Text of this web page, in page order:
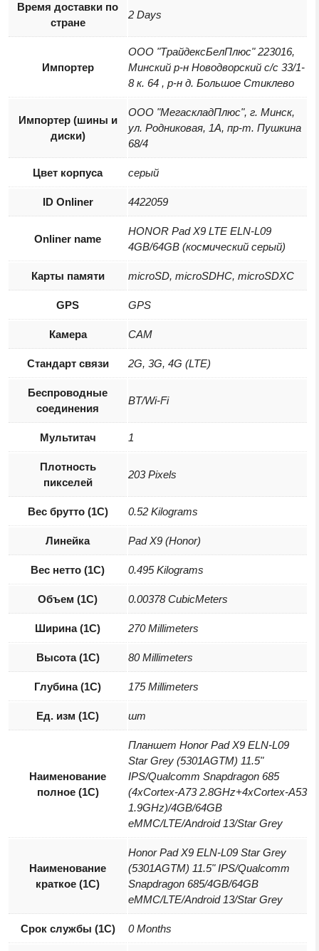
Время доставки по
стране
2 Days
Импортер
ООО "ТрайдексБелПлюс" 223016,
Минский р-н Новодворский с/с 33/1-
8 к. 64 , р-н д. Большое Стиклево
Импортер (шины и
диски)
ООО "МегаскладПлюс", г. Минск,
ул. Родниковая, 1А, пр-т. Пушкина
68/4
Цвет корпуса серый
ID Onliner 4422059
Onliner name
HONOR Pad X9 LTE ELN-L09
4GB/64GB (космический серый)
Карты памяти microSD, microSDHC, microSDXC
GPS GPS
Камера CAM
Стандарт связи 2G, 3G, 4G (LTE)
Беспроводные
соединения
BT/Wi-Fi
Мультитач 1
Плотность
пикселей
203 Pixels
Вес брутто (1С) 0.52 Kilograms
Линейка Pad X9 (Honor)
Вес нетто (1С) 0.495 Kilograms
Объем (1С) 0.00378 CubicMeters
Ширина (1С) 270 Millimeters
Высота (1С) 80 Millimeters
Глубина (1С) 175 Millimeters
Ед. изм (1С) шт
Наименование
полное (1С)
Планшет Honor Pad X9 ELN-L09
Star Grey (5301AGTM) 11.5"
IPS/Qualcomm Snapdragon 685
(4xCortex-A73 2.8GHz+4xCortex-A53
1.9GHz)/4GB/64GB
eMMC/LTE/Android 13/Star Grey
Наименование
краткое (1C)
Honor Pad X9 ELN-L09 Star Grey
(5301AGTM) 11.5" IPS/Qualcomm
Snapdragon 685/4GB/64GB
eMMC/LTE/Android 13/Star Grey
Срок службы (1С) 0 Months